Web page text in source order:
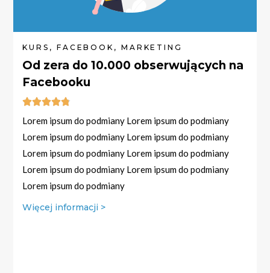
KURS, FACEBOOK, MARKETING
Od zera do 10.000 obserwujących na
Facebooku

Lorem ipsum do podmiany Lorem ipsum do podmiany
Lorem ipsum do podmiany Lorem ipsum do podmiany
Lorem ipsum do podmiany Lorem ipsum do podmiany
Lorem ipsum do podmiany Lorem ipsum do podmiany
Lorem ipsum do podmiany
Więcej informacji >